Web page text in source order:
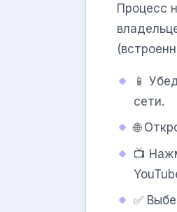
Процесс
📱
сети.
🌐
📺
✅